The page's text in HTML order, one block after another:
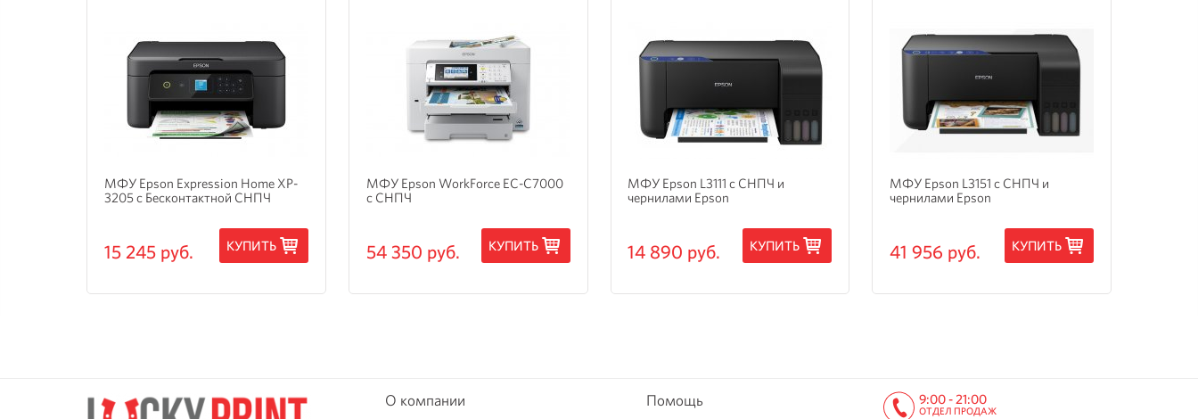
МФУ Epson Expression Home XP-
3205 с Бесконтактной СНПЧ
15 245 руб. КУПИТЬ
МФУ Epson WorkForce EC-C7000
с СНПЧ
54 350 руб. КУПИТЬ
МФУ Epson L3111 с СНПЧ и
чернилами Epson
14 890 руб. КУПИТЬ
МФУ Epson L3151 с СНПЧ и
чернилами Epson
41 956 руб. КУПИТЬ
О компании Помощь 9:00 - 21:00
ОТДЕЛ ПРОДАЖ